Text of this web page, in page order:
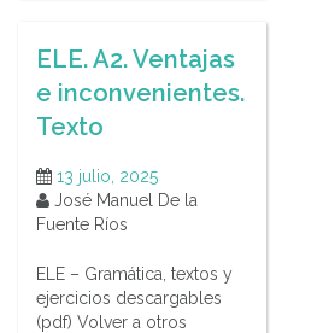
ELE. A2. Ventajas
e inconvenientes.
Texto
13 julio, 2025
José Manuel De la
Fuente Ríos
ELE – Gramática, textos y
ejercicios descargables
(pdf) Volver a otros